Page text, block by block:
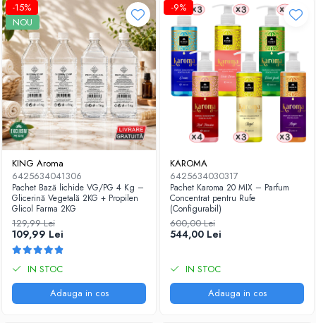
-15%
NOU
KING Aroma
6425634041306
Pachet Bază lichide VG/PG 4 Kg –
Glicerină Vegetală 2KG + Propilen
Glicol Farma 2KG
129,99 Lei
109,99 Lei
IN STOC
Adauga in cos
-9%
KAROMA
6425634030317
Pachet Karoma 20 MIX – Parfum
Concentrat pentru Rufe
(Configurabil)
600,00 Lei
544,00 Lei
IN STOC
Adauga in cos